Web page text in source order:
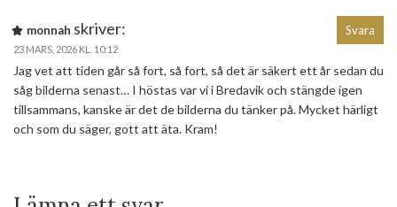
monnah skriver:
23 MARS, 2026 KL. 10:12
Jag vet att tiden går så fort, så fort, så det är säkert ett år sedan du
såg bilderna senast… I höstas var vi i Bredavik och stängde igen
tillsammans, kanske är det de bilderna du tänker på. Mycket härligt
och som du säger, gott att äta. Kram!
Svara